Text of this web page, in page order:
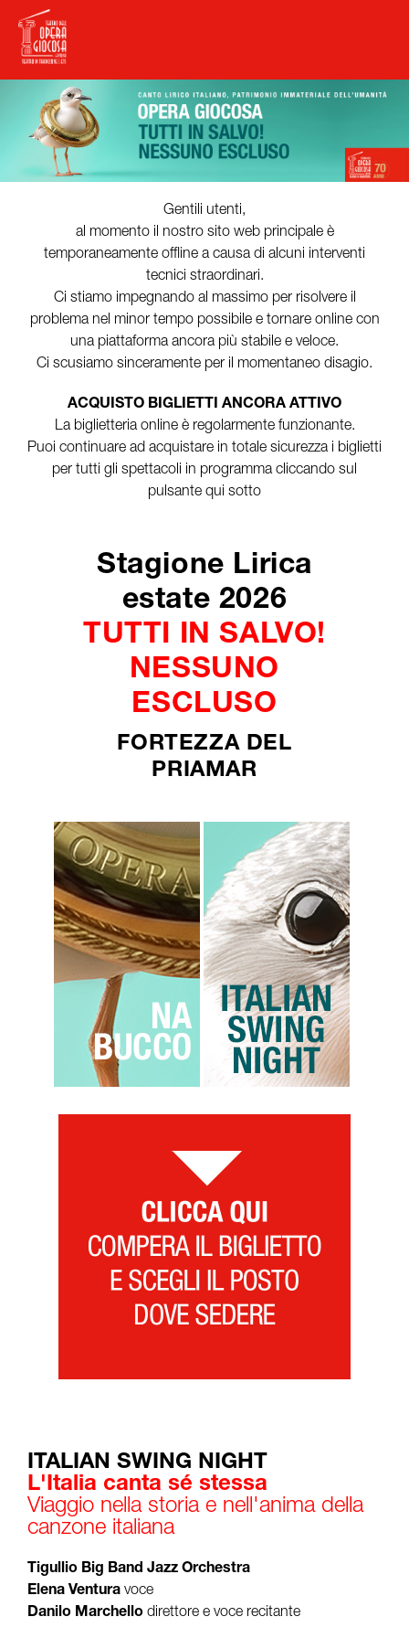
Gentili utenti,
al momento il nostro sito web principale è
temporaneamente offline a causa di alcuni interventi
tecnici straordinari.
Ci stiamo impegnando al massimo per risolvere il
problema nel minor tempo possibile e tornare online con
una piattaforma ancora più stabile e veloce.
Ci scusiamo sinceramente per il momentaneo disagio.
ACQUISTO BIGLIETTI ANCORA ATTIVO
La biglietteria online è regolarmente funzionante.
Puoi continuare ad acquistare in totale sicurezza i biglietti
per tutti gli spettacoli in programma cliccando sul
pulsante qui sotto
Stagione Lirica
estate 2026
TUTTI IN SALVO!
NESSUNO
ESCLUSO
FORTEZZA DEL
PRIAMAR
ITALIAN SWING NIGHT
L'Italia canta sé stessa
Viaggio nella storia e nell'anima della
canzone italiana
Tigullio Big Band Jazz Orchestra
Elena Ventura voce
Danilo Marchello direttore e voce recitante